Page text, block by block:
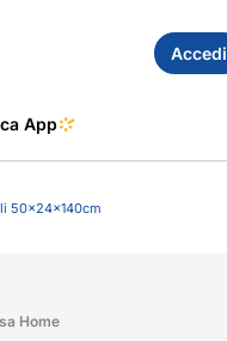
Accedi
App
50x24x140cm
Home